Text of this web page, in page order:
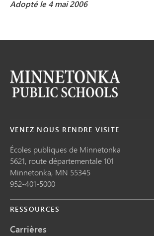
Adopté le 4 mai 2006
VENEZ NOUS RENDRE VISITE
Écoles publiques de Minnetonka
5621, route départementale 101
Minnetonka, MN 55345
952-401-5000
RESSOURCES
Carrières